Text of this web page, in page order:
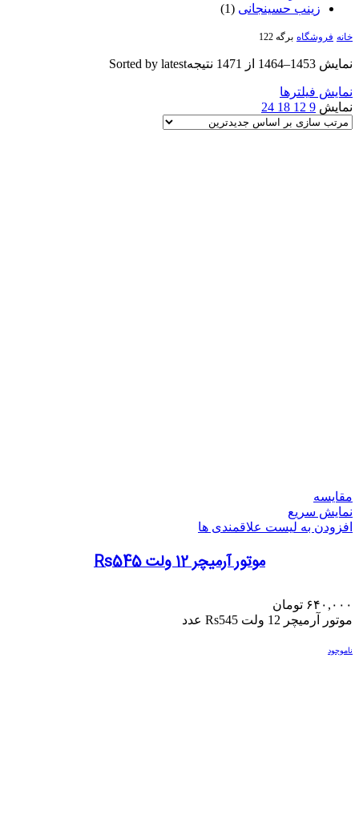
زینب حسینجانی (1)
خانه فروشگاه برگه 122
نمایش 1453–1464 از 1471 نتیجه Sorted by latest
نمایش فیلترها
نمایش 9
12
18
24
مقایسه
نمایش سریع
افزودن به لیست علاقمندی ها
موتور آرمیچر 12 ولت Rs545
۶۴۰,۰۰۰ تومان
موتور آرمیچر 12 ولت Rs545 عدد
ناموجود